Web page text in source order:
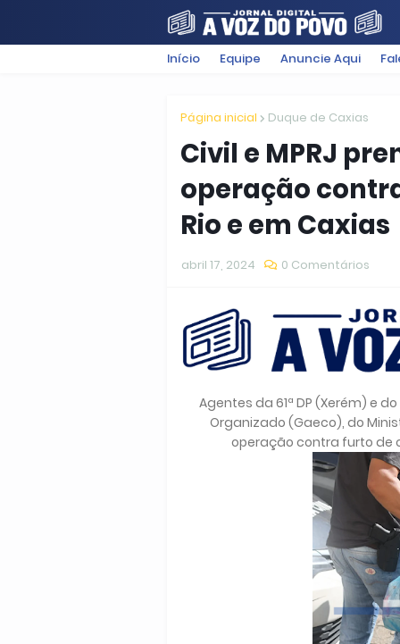
FILMES POLÍTICA
Início Equipe Anuncie Aqui
Página inicial Duque de Caxias
Civil e MPRJ
operação
Rio e em Caxias
abril 17, 2024 0 Comentários
Agentes da 61ª DP (Xerém) e
Organizado (Gaeco), do
operação contra furto de